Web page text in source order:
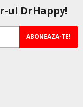
ul DrHappy!
ABONEAZA-TE!